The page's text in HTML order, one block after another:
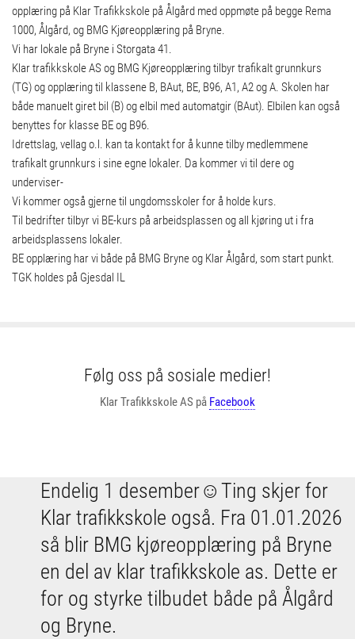
opplæring på Klar Trafikkskole på Ålgård med oppmøte på begge Rema
1000, Ålgård, og BMG Kjøreopplæring på Bryne.
Vi har lokale på Bryne i Storgata 41.
Klar trafikkskole AS og BMG Kjøreopplæring tilbyr trafikalt grunnkurs
(TG) og opplæring til klassene B, BAut, BE, B96, A1, A2 og A. Skolen har
både manuelt giret bil (B) og elbil med automatgir (BAut). Elbilen kan også
benyttes for klasse BE og B96.
Idrettslag, vellag o.l. kan ta kontakt for å kunne tilby medlemmene
trafikalt grunnkurs i sine egne lokaler. Da kommer vi til dere og
underviser-
Vi kommer også gjerne til ungdomsskoler for å holde kurs.
Til bedrifter tilbyr vi BE-kurs på arbeidsplassen og all kjøring ut i fra
arbeidsplassens lokaler.
BE opplæring har vi både på BMG Bryne og Klar Ålgård, som start punkt.
TGK holdes på Gjesdal IL
Følg oss på sosiale medier!
Klar Trafikkskole AS på Facebook
Endelig 1 desember☺️Ting skjer for
Klar trafikkskole også. Fra 01.01.2026
så blir BMG kjøreopplæring på Bryne
en del av klar trafikkskole as. Dette er
for og styrke tilbudet både på Ålgård
og Bryne.